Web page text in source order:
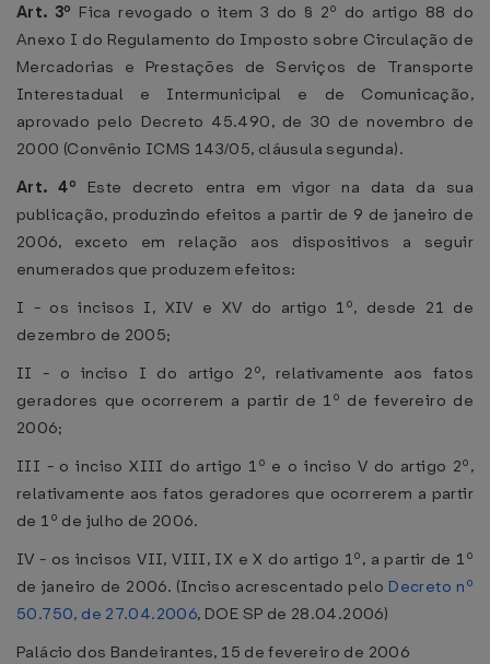
Art. 3º Fica revogado o item 3 do § 2º do artigo 88 do
Anexo I do Regulamento do Imposto sobre Circulação de
Mercadorias e Prestações de Serviços de Transporte
Interestadual e Intermunicipal e de Comunicação,
aprovado pelo Decreto 45.490, de 30 de novembro de
2000 (Convênio ICMS 143/05, cláusula segunda).
Art. 4º Este decreto entra em vigor na data da sua
publicação, produzindo efeitos a partir de 9 de janeiro de
2006, exceto em relação aos dispositivos a seguir
enumerados que produzem efeitos:
I - os incisos I, XIV e XV do artigo 1º, desde 21 de
dezembro de 2005;
II - o inciso I do artigo 2º, relativamente aos fatos
geradores que ocorrerem a partir de 1º de fevereiro de
2006;
III - o inciso XIII do artigo 1º e o inciso V do artigo 2º,
relativamente aos fatos geradores que ocorrerem a partir
de 1º de julho de 2006.
IV - os incisos VII, VIII, IX e X do artigo 1º, a partir de 1º
de janeiro de 2006. (Inciso acrescentado pelo Decreto nº
50.750, de 27.04.2006, DOE SP de 28.04.2006)
Palácio dos Bandeirantes, 15 de fevereiro de 2006